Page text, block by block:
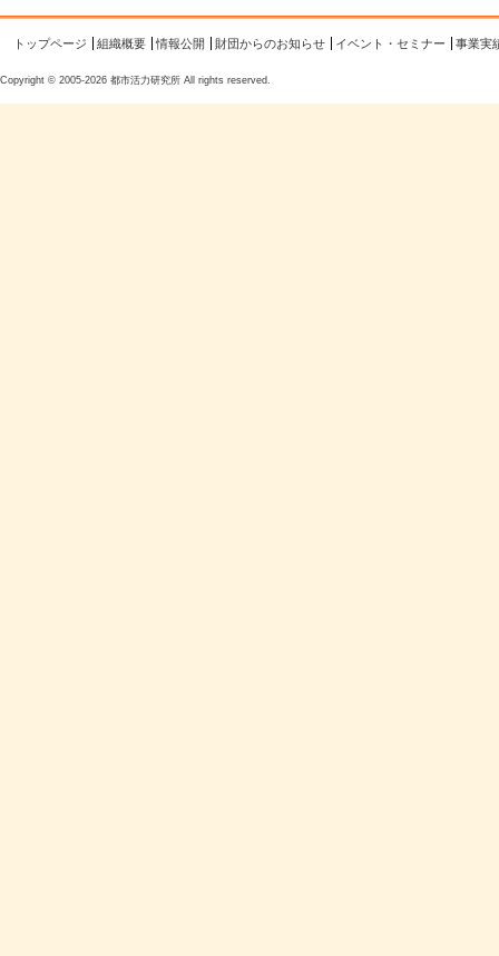
トップページ 組織概要 情報公開 財団からのお知らせ イベント・セミナー 事業実
Copyright © 2005-2026 都市活力研究所 All rights reserved.